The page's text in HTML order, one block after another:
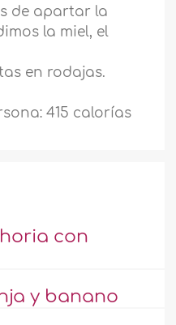
de apartar la
la miel, el
en rodajas.
415 calorías
con
y banano